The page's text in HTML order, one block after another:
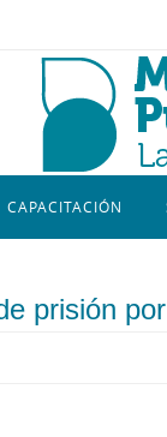
CAPACITACIÓN
prisión